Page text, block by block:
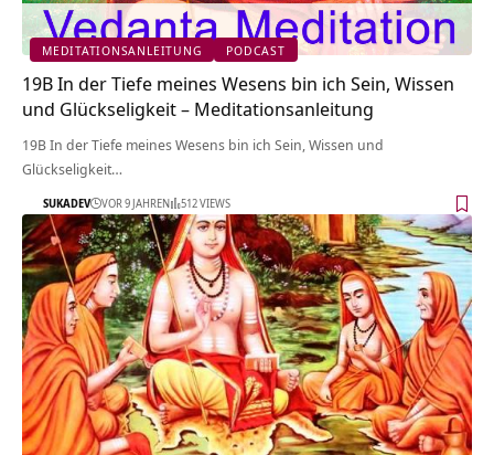
MEDITATIONSANLEITUNG PODCAST
19B In der Tiefe meines Wesens bin ich Sein, Wissen
und Glückseligkeit – Meditationsanleitung
19B In der Tiefe meines Wesens bin ich Sein, Wissen und
Glückseligkeit…
SUKADEV VOR 9 JAHREN 512 VIEWS